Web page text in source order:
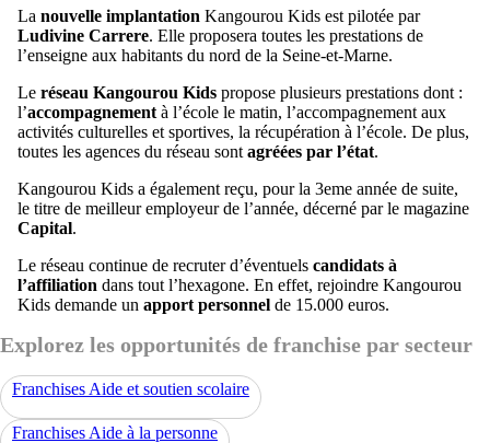
La nouvelle implantation Kangourou Kids est pilotée par
Ludivine Carrere. Elle proposera toutes les prestations de
l’enseigne aux habitants du nord de la Seine-et-Marne.
Le réseau Kangourou Kids propose plusieurs prestations dont :
l’accompagnement à l’école le matin, l’accompagnement aux
activités culturelles et sportives, la récupération à l’école. De plus,
toutes les agences du réseau sont agréées par l’état.
Kangourou Kids a également reçu, pour la 3eme année de suite,
le titre de meilleur employeur de l’année, décerné par le magazine
Capital.
Le réseau continue de recruter d’éventuels candidats à
l’affiliation dans tout l’hexagone. En effet, rejoindre Kangourou
Kids demande un apport personnel de 15.000 euros.
Explorez les opportunités de franchise par secteur
Franchises Aide et soutien scolaire
Franchises Aide à la personne